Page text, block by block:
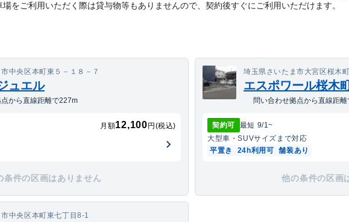
をご利用いただく際は貸与物等もありませんので、契約後すぐにご利用いただけます。
中央区本町東５－１８－７
ュエル
から直線距離で227m
月額12,100 円(税込)
条件の区画はありません
埼玉県さいたま市大宮区桜木
エスポワール桜木
問い合わせ拠点から直線距
契約可 最短 9/1~
大型車・SUVサイズまで対応
平置き
24h利用可 舗装あり
他の条件の区画
中央区本町東七丁目8-1